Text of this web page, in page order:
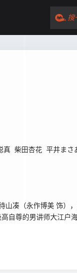
搜
真 柴田杏花 平井まさ
凑（永作博美 饰）
自尊的男讲师大江户